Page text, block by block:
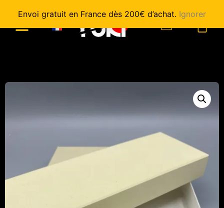
Envoi gratuit en France dès 200€ d’achat. Ignorer